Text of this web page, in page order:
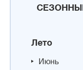
Лето
Июнь